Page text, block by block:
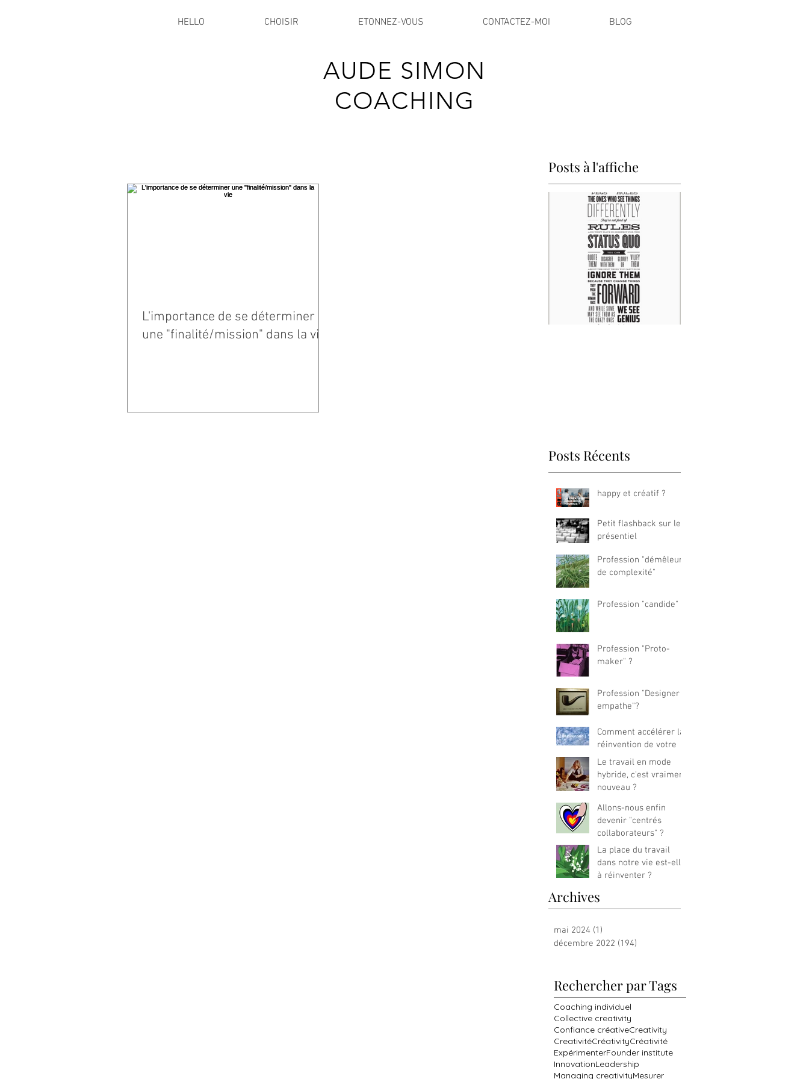
HELLO CHOISIR ETONNEZ-VOUS CONTACTEZ-MOI BLOG
AUDE SIMON
COACHING
Posts à l'affiche
L'importance de se déterminer
une "finalité/mission" dans la vie
Posts Récents
happy et créatif ?
Petit flashback sur le
présentiel
Profession "démêleur
de complexité"
Profession "candide" ?
Profession "Proto-
maker" ?
Profession "Designer
empathe"?
Comment accélérer la
réinvention de votre
offre business ?
Le travail en mode
hybride, c'est vraiment
nouveau ?
Allons-nous enfin
devenir "centrés
collaborateurs" ?
La place du travail
dans notre vie est-elle
à réinventer ?
Archives
mai 2024 (1)
décembre 2022 (194)
Rechercher par Tags
Coaching individuel
Collective creativity
Confiance créativeCreativity
CreativitéCréativityCréativité
ExpérimenterFounder institute
InnovationLeadership
Managing creativityMesurer